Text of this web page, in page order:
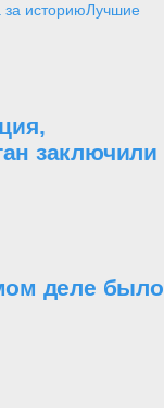
за историюЛучшие
заключили
деле было